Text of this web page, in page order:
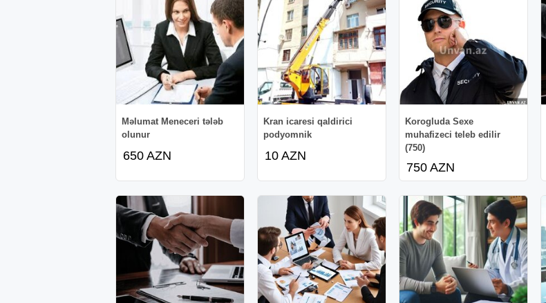
Məlumat Meneceri tələb
olunur
650 AZN
Kran icaresi qaldirici
podyomnik
10 AZN
Korogluda Sexe
muhafizeci teleb edilir
(750)
750 AZN